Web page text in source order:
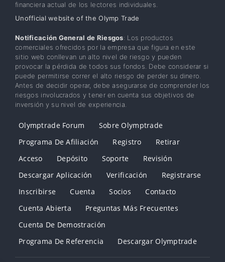
financiera actual de los lectores individuales.
Unofficial website of the Olymp Trade
Notificación General de Riesgos: Los productos
comerciales ofrecidos por la empresa que figura en este
sitio web conllevan un alto nivel de riesgo y pueden
provocar la pérdida de todos sus fondos. Debe considerar si
puede permitirse correr el alto riesgo de perder su dinero.
Antes de decidir operar, debe asegurarse de comprender los
riesgos involucrados y tener en cuenta sus objetivos de
inversión y su nivel de experiencia.
Olymptrade Forum
Sobre Olymptrade
Programa De Afiliación
Registro
Retirar
Acceso
Depósito Soporte
Revisión
Descargar Aplicación
Verificación
Registrarse
Inscribirse
Cuenta Socios
Contacto
Cuenta Abierta
Preguntas Más Frecuentes
Cuenta De Demostración
Programa De Referencia
Descargar Olymptrade